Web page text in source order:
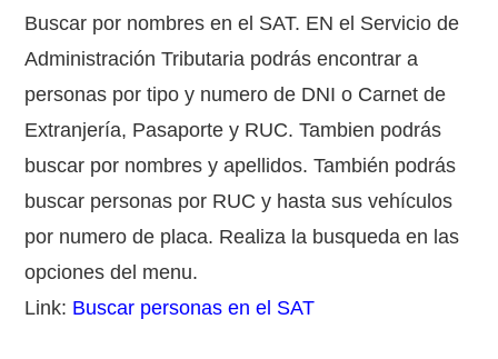
Buscar por nombres en el SAT. EN el Servicio de
Administración Tributaria podrás encontrar a
personas por tipo y numero de DNI o Carnet de
Extranjería, Pasaporte y RUC. Tambien podrás
buscar por nombres y apellidos. También podrás
buscar personas por RUC y hasta sus vehículos
por numero de placa. Realiza la busqueda en las
opciones del menu.
Link: Buscar personas en el SAT